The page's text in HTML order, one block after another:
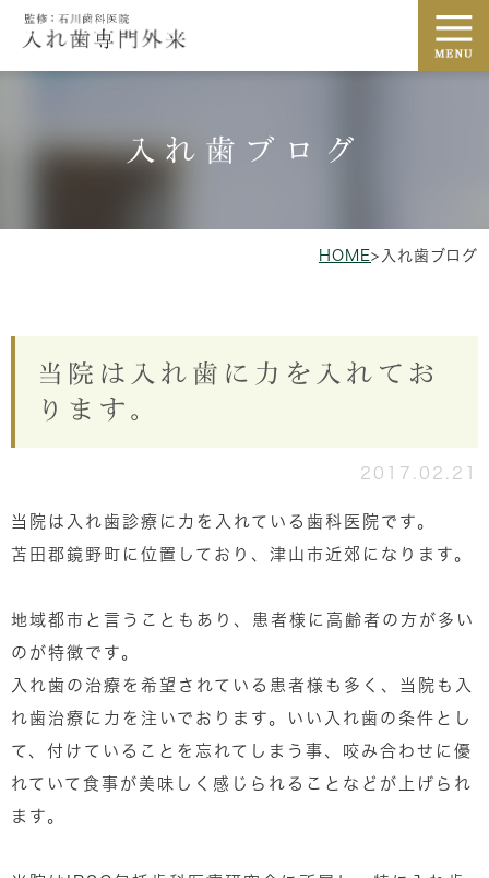
入れ歯ブログ
HOME> 入れ歯ブログ
当院は入れ歯に力を入れてお
ります。
2017.02.21
当院は入れ歯診療に力を入れている歯科医院です。
苫田郡鏡野町に位置しており、津山市近郊になります。
地域都市と言うこともあり、患者様に高齢者の方が多い
のが特徴です。
入れ歯の治療を希望されている患者様も多く、当院も入
れ歯治療に力を注いでおります。いい入れ歯の条件とし
て、付けていることを忘れてしまう事、咬み合わせに優
れていて食事が美味しく感じられることなどが上げられ
ます。